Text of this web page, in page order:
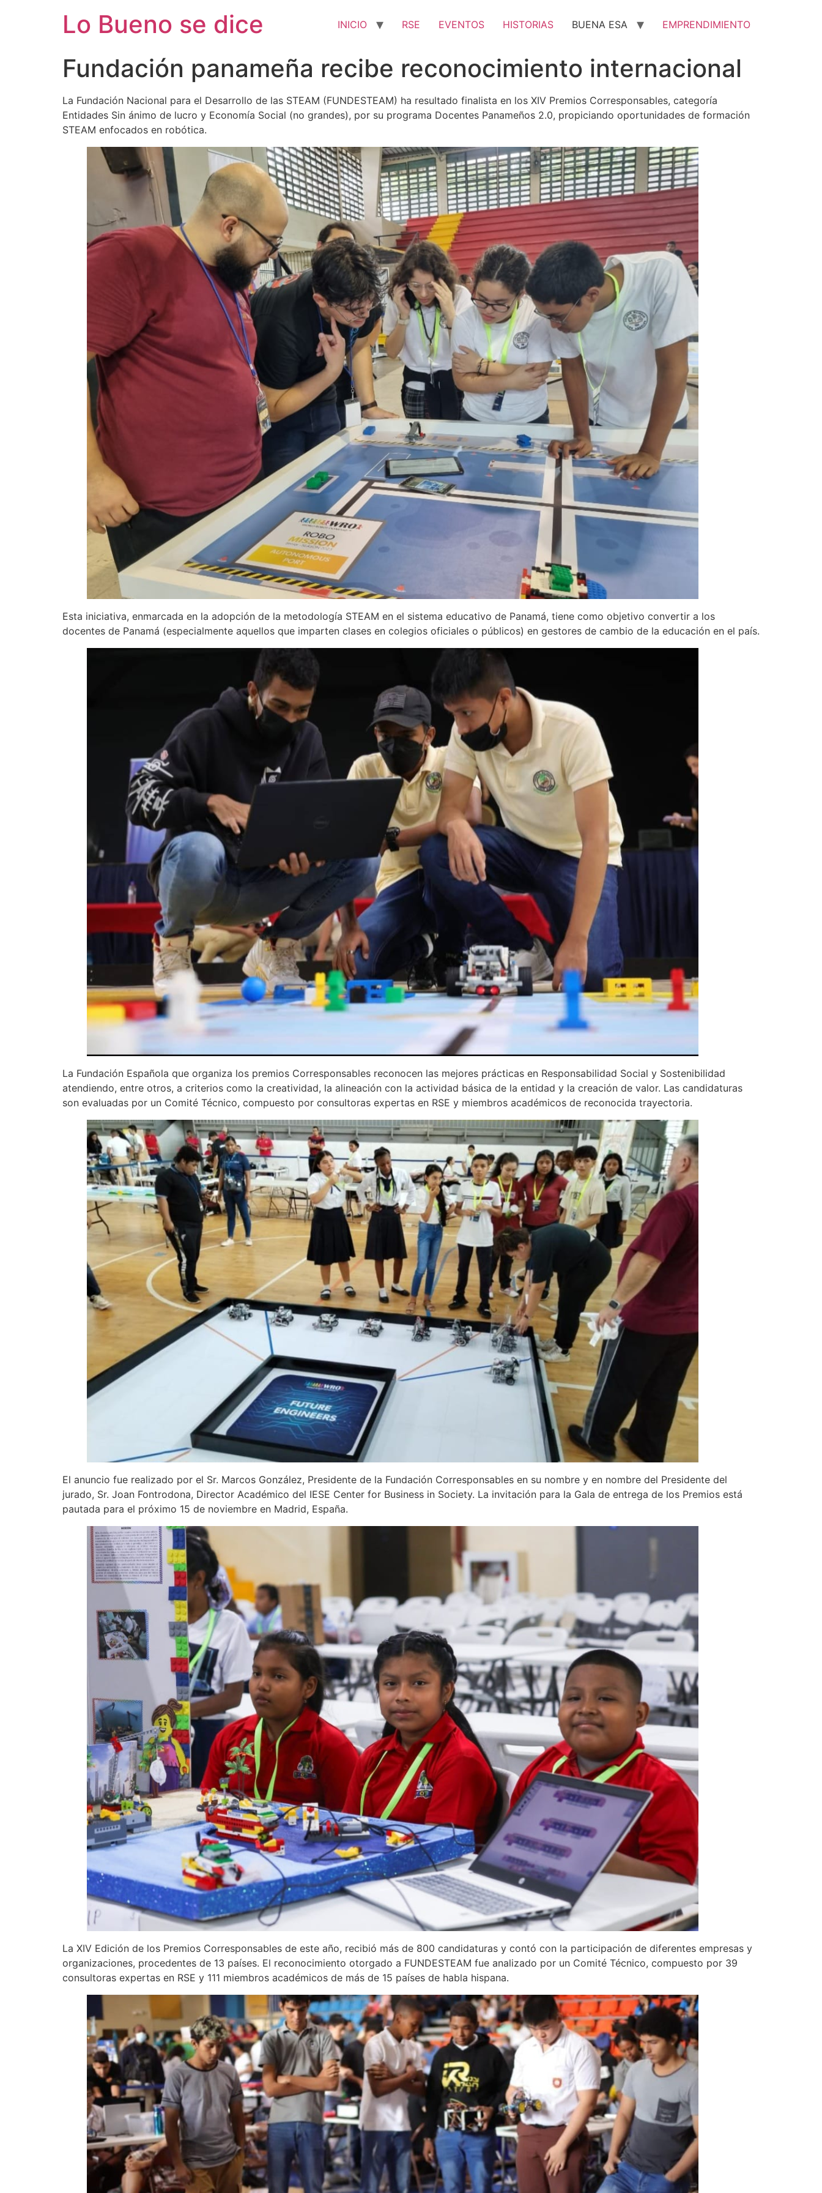
Lo Bueno se dice INICIO RSE EVENTOS HISTORIAS BUENA ESA EMPRENDIMIENTO
Fundación panameña recibe reconocimiento internacional
La Fundación Nacional para el Desarrollo de las STEAM (FUNDESTEAM) ha resultado finalista en los XIV Premios Corresponsables, categoría
Entidades Sin ánimo de lucro y Economía Social (no grandes), por su programa Docentes Panameños 2.0, propiciando oportunidades de formación
STEAM enfocados en robótica.
Esta iniciativa, enmarcada en la adopción de la metodología STEAM en el sistema educativo de Panamá, tiene como objetivo convertir a los
docentes de Panamá (especialmente aquellos que imparten clases en colegios oficiales o públicos) en gestores de cambio de la educación en el país.
La Fundación Española que organiza los premios Corresponsables reconocen las mejores prácticas en Responsabilidad Social y Sostenibilidad
atendiendo, entre otros, a criterios como la creatividad, la alineación con la actividad básica de la entidad y la creación de valor. Las candidaturas
son evaluadas por un Comité Técnico, compuesto por consultoras expertas en RSE y miembros académicos de reconocida trayectoria.
El anuncio fue realizado por el Sr. Marcos González, Presidente de la Fundación Corresponsables en su nombre y en nombre del Presidente del
jurado, Sr. Joan Fontrodona, Director Académico del IESE Center for Business in Society. La invitación para la Gala de entrega de los Premios está
pautada para el próximo 15 de noviembre en Madrid, España.
La XIV Edición de los Premios Corresponsables de este año, recibió más de 800 candidaturas y contó con la participación de diferentes empresas y
organizaciones, procedentes de 13 países. El reconocimiento otorgado a FUNDESTEAM fue analizado por un Comité Técnico, compuesto por 39
consultoras expertas en RSE y 111 miembros académicos de más de 15 países de habla hispana.